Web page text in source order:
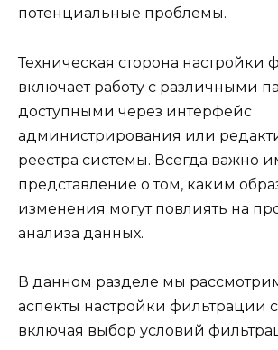
потенциальные проблемы.
Техническая сторона настройки
включает работу с различными
доступными через интерфейс
администрирования или
реестра системы. Всегда важно
представление о том, каким
изменения могут повлиять на
анализа данных.
В данном разделе мы
аспекты настройки фильтрации
включая выбор условий